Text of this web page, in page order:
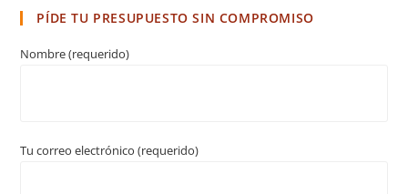
PÍDE TU PRESUPUESTO SIN COMPROMISO
Nombre (requerido)
Tu correo electrónico (requerido)